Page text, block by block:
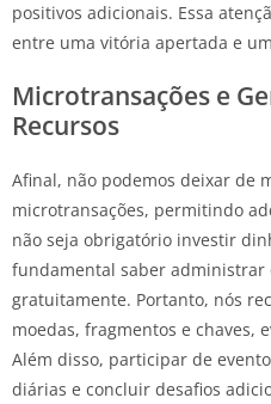
positivos adicionais. Essa
entre uma vitória apertada e
Microtransações e
Recursos
Afinal, não podemos deixar de
microtransações, permitindo
não seja obrigatório investir
fundamental saber administrar
gratuitamente. Portanto, nós
moedas, fragmentos e chaves,
Além disso, participar de
diárias e concluir desafios